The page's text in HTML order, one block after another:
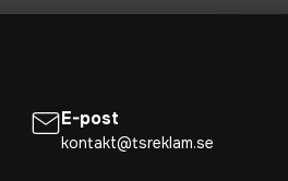
E-post
kontakt@tsreklam.se